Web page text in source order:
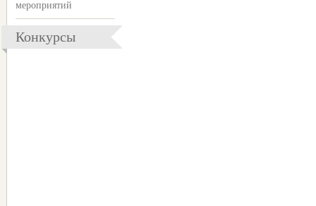
мероприятий
Конкурсы